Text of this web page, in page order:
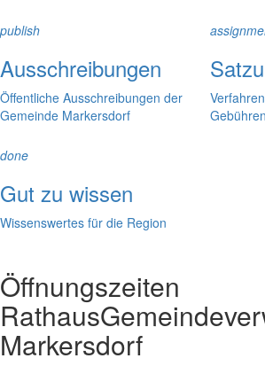
publish
Ausschreibungen
Öffentliche Ausschreibungen der
Gemeinde Markersdorf
Gebühren
done
Gut zu wissen
Wissenswertes für die Region
Öffnungszeiten
Rathaus
Markersdorf